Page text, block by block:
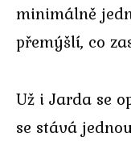
minimálně
přemýšlí, co
Už i Jarda se
se stává